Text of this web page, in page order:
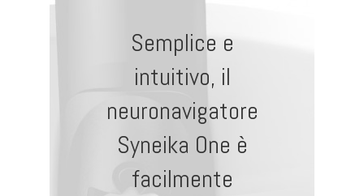
Semplice e
intuitivo, il
neuronavigatore
Syneika One è
facilmente